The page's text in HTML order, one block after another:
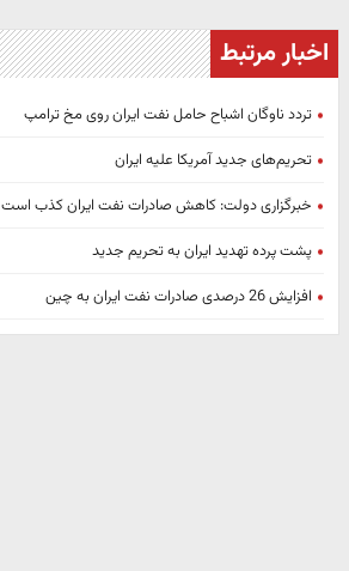
اخبار مرتبط
تردد ناوگان اشباح حامل نفت ایران روی مخ ترامپ
تحریم‌های جدید آمریکا علیه ایران
خبرگزاری دولت: کاهش صادرات نفت ایران کذب است
پشت پرده تهدید ایران به تحریم جدید
افزایش 26 درصدی صادرات نفت ایران به چین